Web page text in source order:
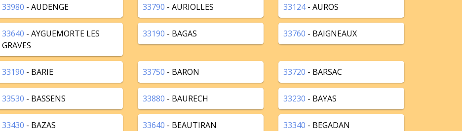
33980 - AUDENGE 33790 - AURIOLLES 33124- AUROS
33640 - AYGUEMORTE LES
GRAVES
33190 - BAGAS 33760 - BAIGNEAUX
33190 - BARIE 33750 - BARON 33720 - BARSAC
33530 - BASSENS 33880 - BAURECH 33230 - BAYAS
33430 - BAZAS 33640 - BEAUTIRAN 33340 - BEGADAN